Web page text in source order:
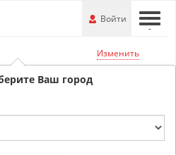
---
Войти
Изменить
Ваш город